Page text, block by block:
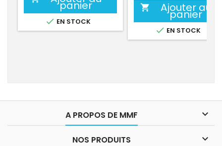
panier
 EN STOCK
 Ajouter au
panier
 EN STOCK
A PROPOS DE MMF 
NOS PRODUITS 